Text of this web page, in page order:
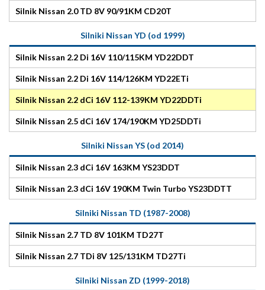
Silnik Nissan 2.0 TD 8V 90/91KM CD20T
Silniki Nissan YD (od 1999)
Silnik Nissan 2.2 Di 16V 110/115KM YD22DDT
Silnik Nissan 2.2 Di 16V 114/126KM YD22ETi
Silnik Nissan 2.2 dCi 16V 112-139KM YD22DDTi
Silnik Nissan 2.5 dCi 16V 174/190KM YD25DDTi
Silniki Nissan YS (od 2014)
Silnik Nissan 2.3 dCi 16V 163KM YS23DDT
Silnik Nissan 2.3 dCi 16V 190KM Twin Turbo YS23DDTT
Silniki Nissan TD (1987-2008)
Silnik Nissan 2.7 TD 8V 101KM TD27T
Silnik Nissan 2.7 TDi 8V 125/131KM TD27Ti
Silniki Nissan ZD (1999-2018)